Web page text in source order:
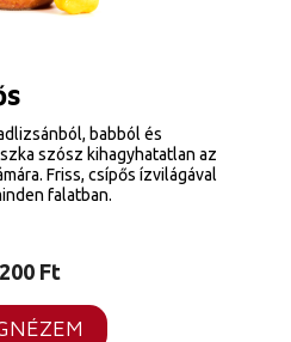
babból és
szósz kihagyhatatlan az
Friss, csípős ízvilágával
falatban.
Ft